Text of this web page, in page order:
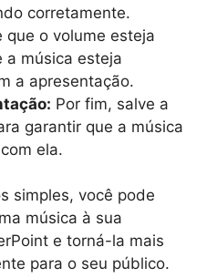
corretamente.
o volume esteja
a música esteja
a apresentação.
Por fim, salve a
garantir que a música
ela.
simples, você pode
música à sua
e torná-la mais
para o seu público.